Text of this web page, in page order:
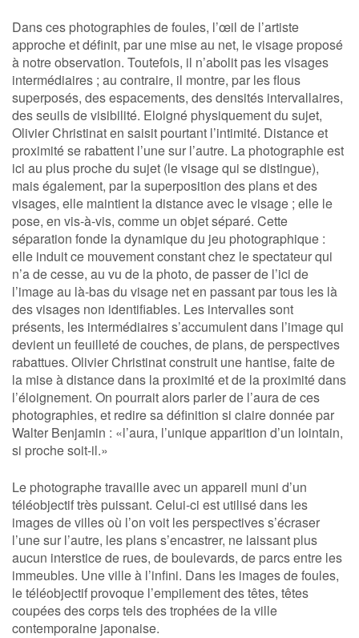
Dans ces photographies de foules, l’œil de l’artiste
approche et définit, par une mise au net, le visage proposé
à notre observation. Toutefois, il n’abolit pas les visages
intermédiaires ; au contraire, il montre, par les flous
superposés, des espacements, des densités intervallaires,
des seuils de visibilité. Eloigné physiquement du sujet,
Olivier Christinat en saisit pourtant l’intimité. Distance et
proximité se rabattent l’une sur l’autre. La photographie est
ici au plus proche du sujet (le visage qui se distingue),
mais également, par la superposition des plans et des
visages, elle maintient la distance avec le visage ; elle le
pose, en vis-à-vis, comme un objet séparé. Cette
séparation fonde la dynamique du jeu photographique :
elle induit ce mouvement constant chez le spectateur qui
n’a de cesse, au vu de la photo, de passer de l’ici de
l’image au là-bas du visage net en passant par tous les là
des visages non identifiables. Les intervalles sont
présents, les intermédiaires s’accumulent dans l’image qui
devient un feuilleté de couches, de plans, de perspectives
rabattues. Olivier Christinat construit une hantise, faite de
la mise à distance dans la proximité et de la proximité dans
l’éloignement. On pourrait alors parler de l’aura de ces
photographies, et redire sa définition si claire donnée par
Walter Benjamin : «l’aura, l’unique apparition d’un lointain,
si proche soit-il.»
Le photographe travaille avec un appareil muni d’un
téléobjectif très puissant. Celui-ci est utilisé dans les
images de villes où l’on voit les perspectives s’écraser
l’une sur l’autre, les plans s’encastrer, ne laissant plus
aucun interstice de rues, de boulevards, de parcs entre les
immeubles. Une ville à l’infini. Dans les images de foules,
le téléobjectif provoque l’empilement des têtes, têtes
coupées des corps tels des trophées de la ville
contemporaine japonaise.